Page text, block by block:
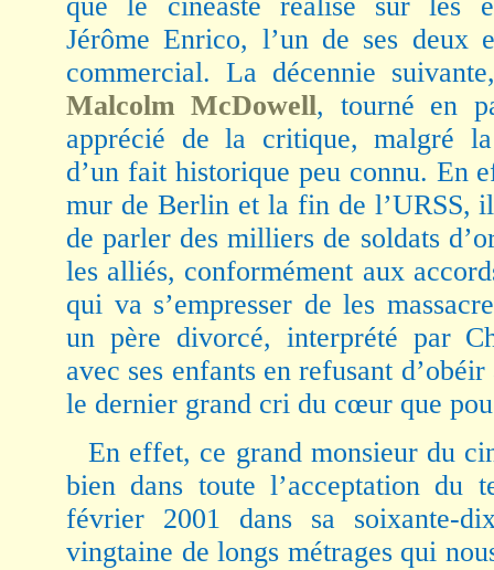
que le cinéaste réalise sur les
Jérôme Enrico, l’un de ses deux
commercial. La décennie
Malcolm McDowell, tourné en
apprécié de la critique, malgré
d’un fait historique peu connu. En
mur de Berlin et la fin de l’URSS,
de parler des milliers de soldats
les alliés, conformément aux
qui va s’empresser de les
un père divorcé, interprété par
avec ses enfants en refusant
le dernier grand cri du cœur que
En effet, ce grand monsieur du
bien dans toute l’acceptation du
février 2001 dans sa soixante-
vingtaine de longs métrages qui